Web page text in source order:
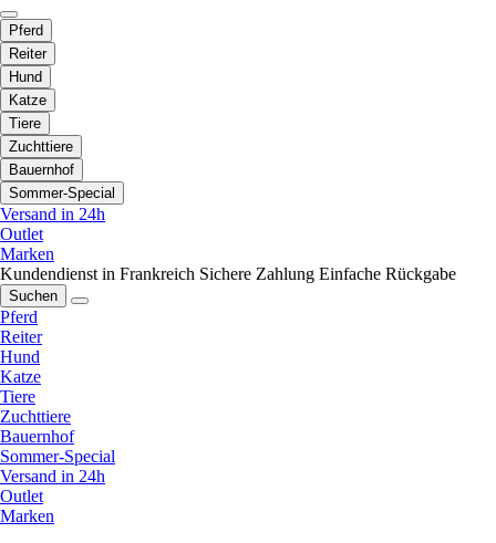
Pferd
Reiter
Hund
Katze
Tiere
Zuchttiere
Bauernhof
Sommer-Special
Versand in 24h
Outlet
Marken
Kundendienst in Frankreich Sichere Zahlung Einfache Rückgabe
Suchen
Pferd
Reiter
Hund
Katze
Tiere
Zuchttiere
Bauernhof
Sommer-Special
Versand in 24h
Outlet
Marken